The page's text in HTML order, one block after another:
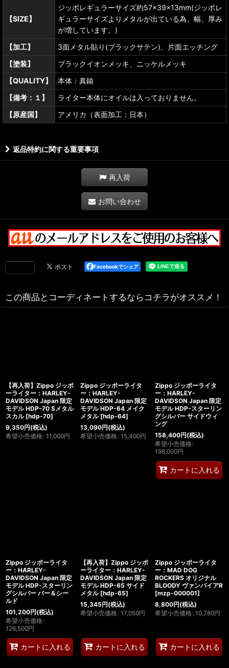
【SIZE】
ジッポレギュラーサイズ約57×39×13mm(ジッポレ
ギュラーサイズよりメタルが出ている為、幅、厚み
が増しています。)
【加工】
3面メタル貼り(ブラックサテン)、片面エッチング
【塗装】
ブラックイオンメッキ、ニッケルメッキ
【QUALITY】
本体：真鍮
【備考：１】
ライター本体にオイルは入っておりません。
【原産国】
アメリカ（表面加工：日本）
返品特約に関する重要事項
再入荷
お問い合わせ
Facebookでシェア
この商品とコーディネートするならコチラがオススメ！
【再入荷】Zippo ジッポ
ーライター：HARLEY-
DAVIDSON Japan 限定
モデル HDP-70 Sメタル
スカル [hdp-70]
9,350円(税込)
希望小売価格 : 11,000円
Zippo ジッポーライタ
ー：HARLEY-
DAVIDSON Japan 限定
モデル HDP-64 メイク
メタル [hdp-64]
13,090円(税込)
希望小売価格 : 15,400円
Zippo ジッポーライタ
ー：HARLEY-
DAVIDSON Japan 限定
モデル HDP-スターリン
グシルバー サイドウィ
ング
158,400円(税込)
希望小売価格 :
198,000円
カートに入れる
Zippo ジッポーライタ
ー：HARLEY-
DAVIDSON Japan 限定
モデル HDP-スターリン
グシルバー バー＆シー
ルド
101,200円(税込)
希望小売価格 :
126,500円
カートに入れる
【再入荷】Zippo ジッポ
ーライター：HARLEY-
DAVIDSON Japan 限定
モデル HDP-65 サイド
メタル [hdp-65]
15,345円(税込)
希望小売価格 : 17,050円
カートに入れる
Zippo ジッポーライタ
ー：MAD DOG
ROCKERS オリジナル
BLOODY ヴァンパイアR
[mzp-000001]
8,800円(税込)
希望小売価格 : 10,780円
カートに入れる